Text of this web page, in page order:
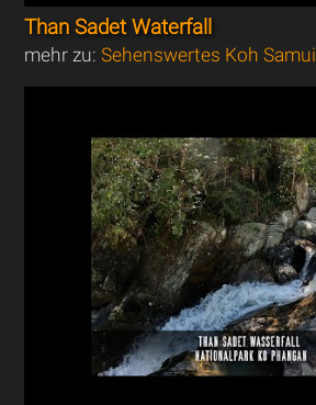
Than Sadet Waterfall
mehr zu:Sehenswertes Koh Samui